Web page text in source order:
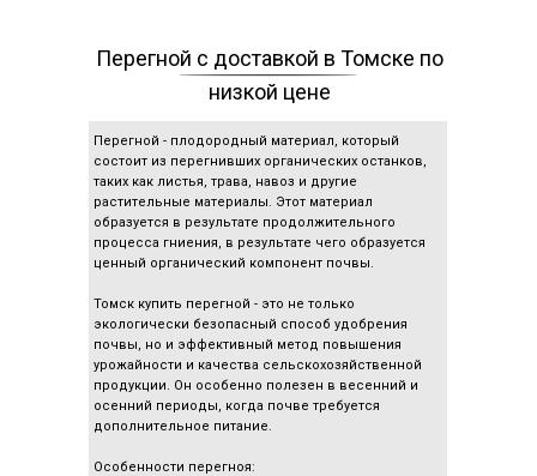
Перегной с доставкой в Томске по
низкой цене
Перегной - плодородный материал, который
состоит из перегнивших органических останков,
таких как листья, трава, навоз и другие
растительные материалы. Этот материал
образуется в результате продолжительного
процесса гниения, в результате чего образуется
ценный органический компонент почвы.
Томск купить перегной - это не только
экологически безопасный способ удобрения
почвы, но и эффективный метод повышения
урожайности и качества сельскохозяйственной
продукции. Он особенно полезен в весенний и
осенний периоды, когда почве требуется
дополнительное питание.
Особенности перегноя: